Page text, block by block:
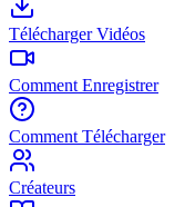
Télécharger Vidéos
Comment Enregistrer
Comment Télécharger
Créateurs